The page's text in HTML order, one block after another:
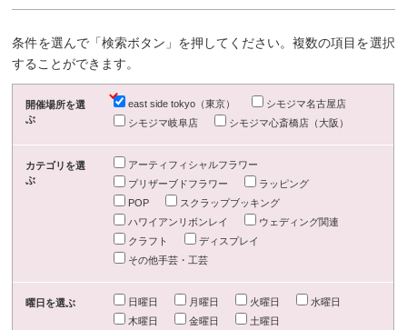
条件を選んで「検索ボタン」を押してください。複数の項目を選択
することができます。
開催場所を選
ぶ
east side tokyo（東京）
シモジマ名古屋店
シモジマ岐阜店
シモジマ心斎橋店（大阪）
カテゴリを選
ぶ
アーティフィシャルフラワー
プリザーブドフラワー
ラッピング
POP
スクラップブッキング
ハワイアンリボンレイ
ウェディング関連
クラフト
ディスプレイ
その他手芸・工芸
曜日を選ぶ 日曜日 月曜日 火曜日
水曜日
木曜日
金曜日 土曜日